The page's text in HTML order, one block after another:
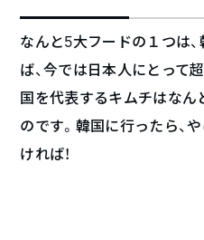
なんと5大フードの１つは
ば、今では日本人にとって
国を代表するキムチはなん
のです。韓国に行ったら、
ければ！